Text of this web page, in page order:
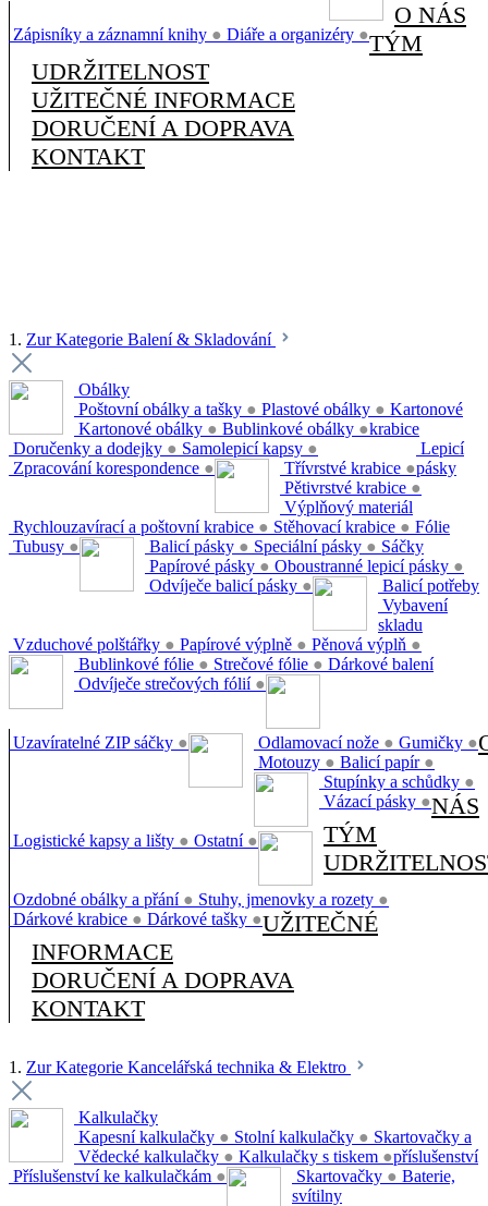
Zápisníky a záznamní knihy ● Diáře a organizéry ●
O NÁS
TÝM
UDRŽITELNOST
UŽITEČNÉ INFORMACE
DORUČENÍ A DOPRAVA
KONTAKT
1. Zur Kategorie Balení & Skladování
Obálky
Poštovní obálky a tašky ● Plastové obálky ●
Kartonové obálky ● Bublinkové obálky ●
Doručenky a dodejky ● Samolepicí kapsy ●
Zpracování korespondence ●
Kartonové
krabice
Třívrstvé krabice ●
Pětivrstvé krabice ●
Rychlouzavírací a poštovní krabice ● Stěhovací krabice ●
Tubusy ●
Lepicí
pásky
Balicí pásky ● Speciální pásky ●
Papírové pásky ● Oboustranné lepicí pásky ●
Odvíječe balicí pásky ●
Výplňový materiál
Vzduchové polštářky ● Papírové výplně ● Pěnová výplň ●
Fólie
Bublinkové fólie ● Strečové fólie ●
Odvíječe strečových fólií ●
Sáčky
Uzavíratelné ZIP sáčky ●
Balicí potřeby
Odlamovací nože ● Gumičky ●
Motouzy ● Balicí papír ●
Vybavení
skladu
Stupínky a schůdky ●
Vázací pásky ●
Logistické kapsy a lišty ● Ostatní ●
Dárkové balení
Ozdobné obálky a přání ● Stuhy, jmenovky a rozety ●
Dárkové krabice ● Dárkové tašky ●
NÁS
TÝM
UŽITEČNÉ
INFORMACE
DORUČENÍ A DOPRAVA
KONTAKT
1. Zur Kategorie Kancelářská technika & Elektro
Kalkulačky
Kapesní kalkulačky ● Stolní kalkulačky ●
Vědecké kalkulačky ● Kalkulačky s tiskem ●
Příslušenství ke kalkulačkám ●
Skartovačky a
příslušenství
Skartovačky ● Baterie,
svítilny